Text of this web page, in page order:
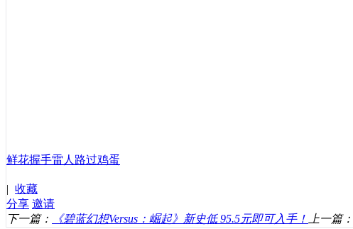
鲜花握手雷人 路过鸡蛋
| 收藏
分享 邀请
下一篇：
《碧蓝幻想Versus：崛起》新史低 95.5元即可入手！ 上一篇：